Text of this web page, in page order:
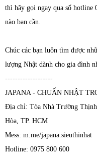
thì hãy gọi ngay qua số hotline
nào bạn cần.
Chúc các bạn luôn tìm được
lượng Nhật dành cho gia đình
-------------------
JAPANA - CHUẨN NHẬT
Địa chỉ: Tòa Nhà Trường
Hòa, TP. HCM
Mess: m.me/japana.sieuthinhat
Hotline: 0975 800 600